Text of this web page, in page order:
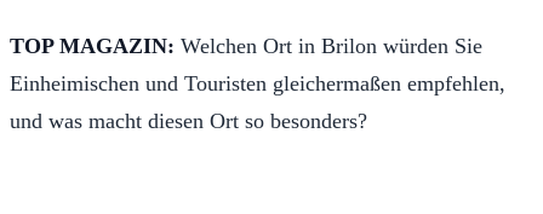
TOP MAGAZIN: Welchen Ort in Brilon würden Sie
Einheimischen und Touristen gleichermaßen empfehlen,
und was macht diesen Ort so besonders?